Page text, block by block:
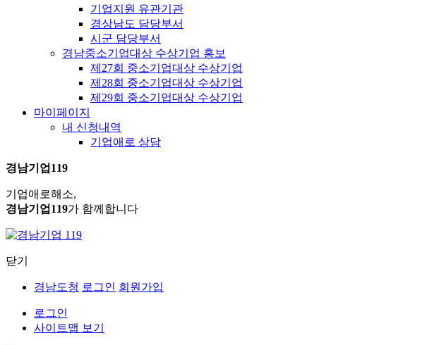
기업지원 유관기관
경상남도 담당부서
시군 담당부서
경남중소기업대상 수상기업 홍보
제27회 중소기업대상 수상기업
제28회 중소기업대상 수상기업
제29회 중소기업대상 수상기업
마이페이지
내 신청내역
기업애로 상담
경남기업119
기업애로해소,
경남기업119가 함께합니다
닫기
경남도청 로그인 회원가입
로그인
사이트맵 보기